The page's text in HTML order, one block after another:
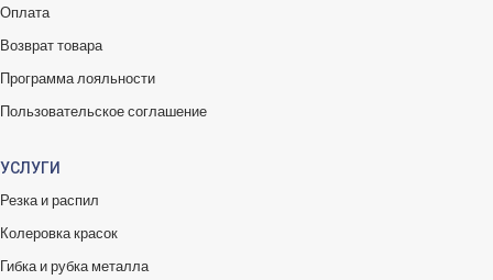
Оплата
Возврат товара
Программа лояльности
Пользовательское соглашение
УСЛУГИ
Резка и распил
Колеровка красок
Гибка и рубка металла